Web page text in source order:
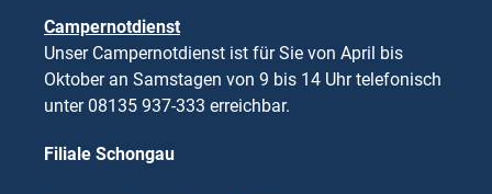
Campernotdienst
Unser Campernotdienst ist für Sie von April bis
Oktober an Samstagen von 9 bis 14 Uhr telefonisch
unter 08135 937-333 erreichbar.
Filiale Schongau